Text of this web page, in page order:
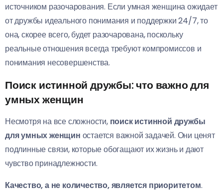
источником разочарования. Если умная женщина ожидает
от дружбы идеального понимания и поддержки 24/7, то
она, скорее всего, будет разочарована, поскольку
реальные отношения всегда требуют компромиссов и
понимания несовершенства.
Поиск истинной дружбы: что важно для
умных женщин
Несмотря на все сложности, поиск истинной дружбы
для умных женщин остается важной задачей. Они ценят
подлинные связи, которые обогащают их жизнь и дают
чувство принадлежности.
Качество, а не количество, является приоритетом.